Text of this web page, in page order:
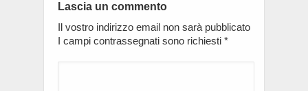
Lascia un commento
Il vostro indirizzo email non sarà pubblicato
I campi contrassegnati sono richiesti *